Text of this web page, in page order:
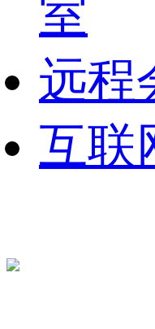
室
远程
互联